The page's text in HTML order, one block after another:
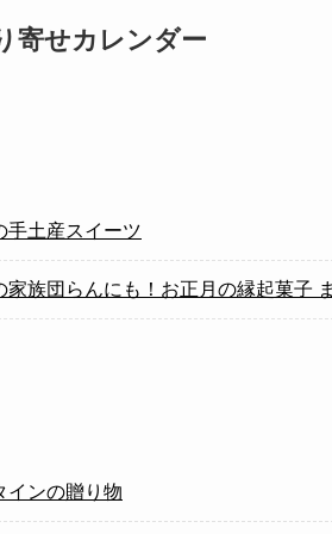
寄せカレンダー
手土産スイーツ
家族団らんにも！お正月の縁起菓子
インの贈り物